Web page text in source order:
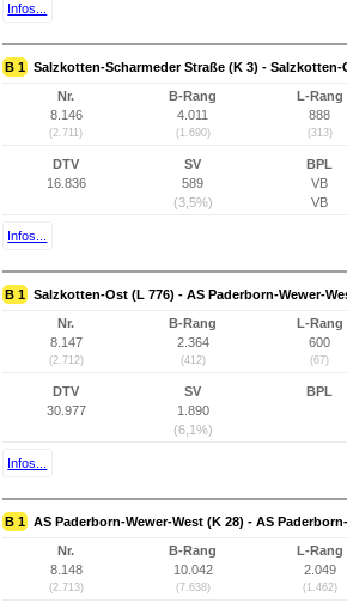
Infos...
B 1 Salzkotten-Scharmeder Straße (K 3) - Salzkotten-
Nr.
8.146
(2.711)
B-Rang
4.011
(1.690)
L-Rang
888
(313)
DTV
16.836
SV
589
(3,5%)
BPL
VB
VB
Infos...
B 1 Salzkotten-Ost (L 776) - AS Paderborn-Wewer-
Nr.
8.147
(2.712)
B-Rang
2.364
(412)
L-Rang
600
(67)
DTV
30.977
SV
1.890
(6,1%)
BPL
Infos...
B 1 AS Paderborn-Wewer-West (K 28) - AS
Nr.
8.148
(2.713)
B-Rang
10.042
(7.638)
L-Rang
2.049
(1.462)